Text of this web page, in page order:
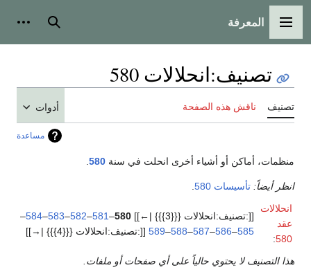
القائمة الرئيسية
المعرفة بحث
تصنيف:انحلالات 580
تصنيف ناقش هذه الصفحة أدوات
مساعدة
منظمات، أماكن أو أشياء أخرى انحلت في سنة 580
انظر أيضاً: تأسيسات 580
انحلالات
عقد
580
:
[[:تصنيف:انحلالات {{{3}}} |←]] 580
–
581
–
582
–
583
–
584
–
585
–
586
–
587
–
588
–
589 [[:تصنيف:انحلالات {{{4}}} |→]]
هذا التصنيف لا يحتوي حالياً على أي صفحات أو ملفات.